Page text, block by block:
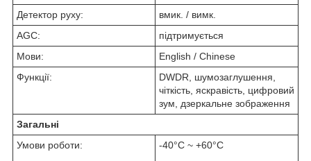
Детектор руху:
вмик. / вимк.
AGC:
підтримується
Мови:
English / Chinese
Функції:
DWDR, шумозаглушення,
чіткість, яскравість, цифровий
зум, дзеркальне зображення
Загальні
Умови роботи:
-40°C ~ +60°C